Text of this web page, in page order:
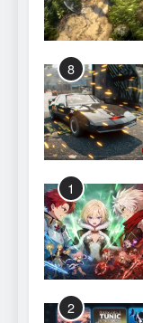
8
1
2